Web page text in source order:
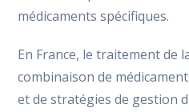
médicaments spécifiques.
En France, le traitement de
combinaison de
et de stratégies de gestion